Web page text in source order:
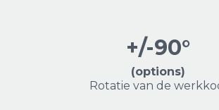
+/-90°
(options)
Rotatie van de